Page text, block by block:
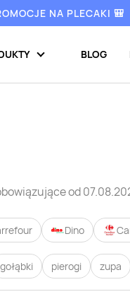
NA PLECAKI 🎒
BLOG
od
Dino
gołąbki pierogi zupa